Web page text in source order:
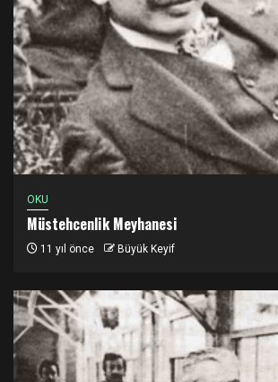
OKU
Müstehcenlik Meyhanesi
11 yıl önce Büyük Keyif